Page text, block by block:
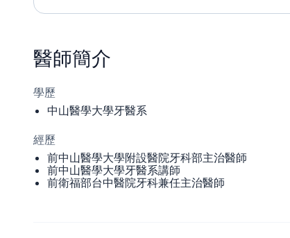
醫師簡介
學歷
中山醫學大學牙醫系
經歷
前中山醫學大學附設醫院牙科部主治醫師
前中山醫學大學牙醫系講師
前衛福部台中醫院牙科兼任主治醫師